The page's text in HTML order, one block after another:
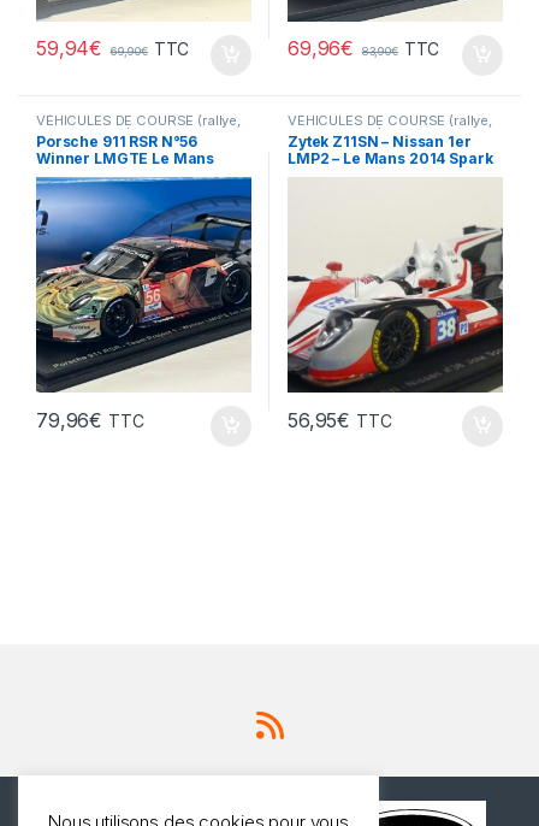
59,94€ 69,90€ TTC 69,96€ 83,90€ TTC
VÉHICULES DE COURSE (rallye,
Le Mans, F1 ...)
Porsche 911 RSR N°56
Winner LMGTE Le Mans
2019 Spark 1/43°
79,96€ TTC
VÉHICULES DE COURSE (rallye,
Le Mans, F1 ...)
Zytek Z11SN – Nissan 1er
LMP2 – Le Mans 2014 Spark
1/43°
56,95€ TTC